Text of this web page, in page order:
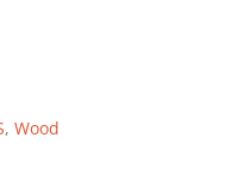
, Wood